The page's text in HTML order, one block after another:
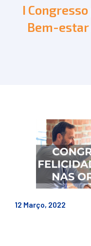
I
Bem-estar
12 Março, 2022